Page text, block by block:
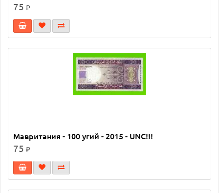
75 ₽
Мавритания - 100 угий - 2015 - UNC!!!
75 ₽